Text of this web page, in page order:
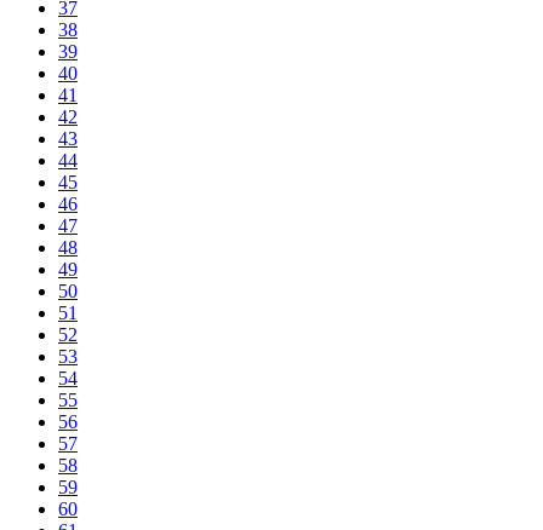
37
38
39
40
41
42
43
44
45
46
47
48
49
50
51
52
53
54
55
56
57
58
59
60